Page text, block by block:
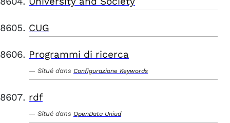
CUG
Programmi di ricerca
Situé dans Configurazione Keywords
rdf
Situé dans OpenData Uniud